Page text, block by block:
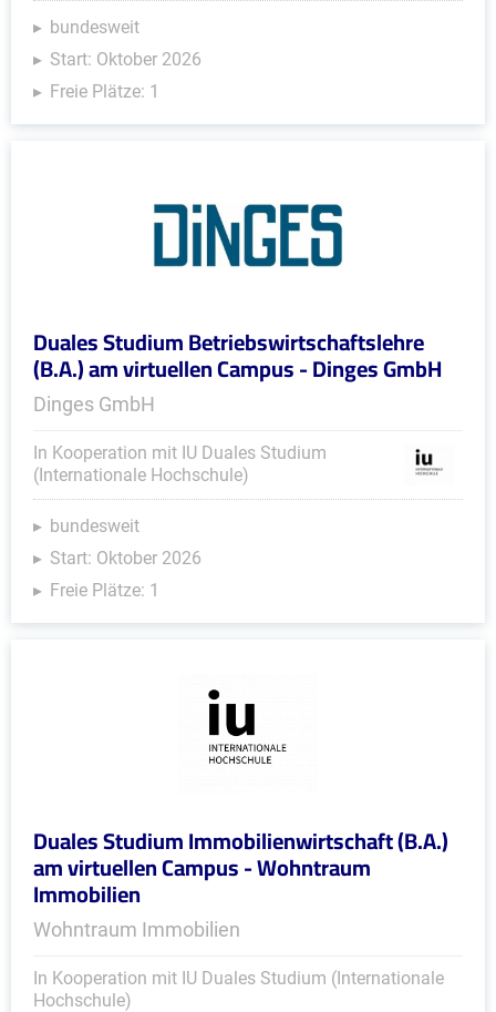
bundesweit
Start: Oktober 2026
Freie Plätze: 1
Duales Studium Betriebswirtschaftslehre
(B.A.) am virtuellen Campus - Dinges GmbH
Dinges GmbH
In Kooperation mit IU Duales Studium
(Internationale Hochschule)
bundesweit
Start: Oktober 2026
Freie Plätze: 1
Duales Studium Immobilienwirtschaft (B.A.)
am virtuellen Campus - Wohntraum
Immobilien
Wohntraum Immobilien
In Kooperation mit IU Duales Studium (Internationale
Hochschule)